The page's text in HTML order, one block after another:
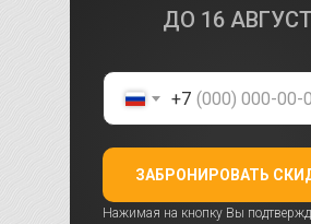
ДО 16
+7
ЗАБРОНИРОВАТЬ
Нажимая на кнопку Вы